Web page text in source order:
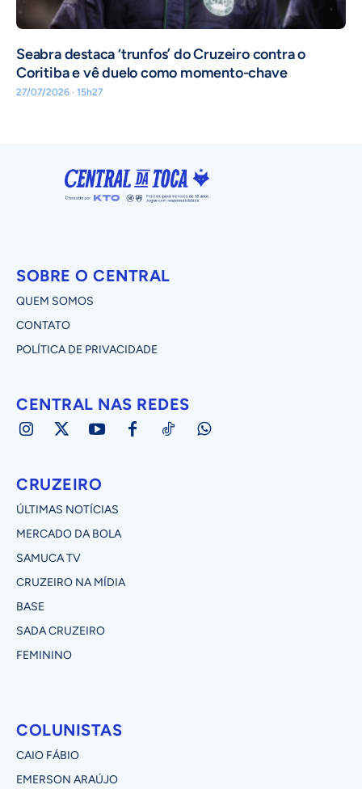
Seabra destaca ‘trunfos’ do Cruzeiro contra o
Coritiba e vê duelo como momento-chave
27/07/2026 · 15h27
SOBRE O CENTRAL
QUEM SOMOS
CONTATO
POLÍTICA DE PRIVACIDADE
CENTRAL NAS REDES
CRUZEIRO
ÚLTIMAS NOTÍCIAS
MERCADO DA BOLA
SAMUCA TV
CRUZEIRO NA MÍDIA
BASE
SADA CRUZEIRO
FEMININO
COLUNISTAS
CAIO FÁBIO
EMERSON ARAÚJO